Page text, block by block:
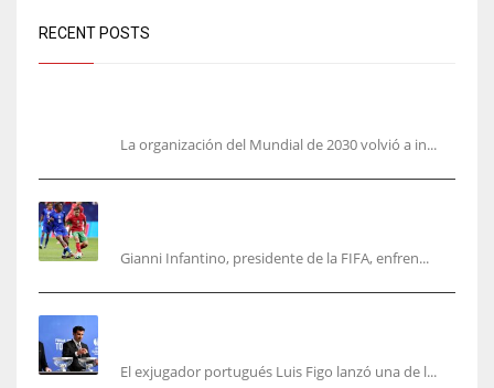
RECENT POSTS
La organización del Mundial de 2030 volvió a in...
Gianni Infantino, presidente de la FIFA, enfren...
El exjugador portugués Luis Figo lanzó una de l...